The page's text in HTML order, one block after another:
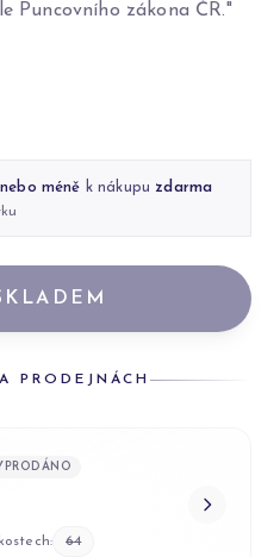
Puncovního zákona ČR."
méně k nákupu zdarma
PRODEJNÁCH
64